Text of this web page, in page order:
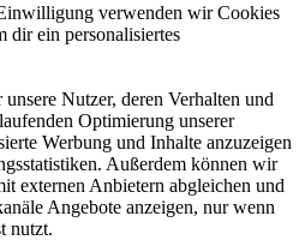
verwenden wir Cookies
dir ein personalisiertes
Nutzer, deren Verhalten und
Optimierung unserer
Werbung und Inhalte anzuzeigen
Außerdem können wir
externen Anbietern abgleichen und
Angebote anzeigen, nur wenn
nutzt.